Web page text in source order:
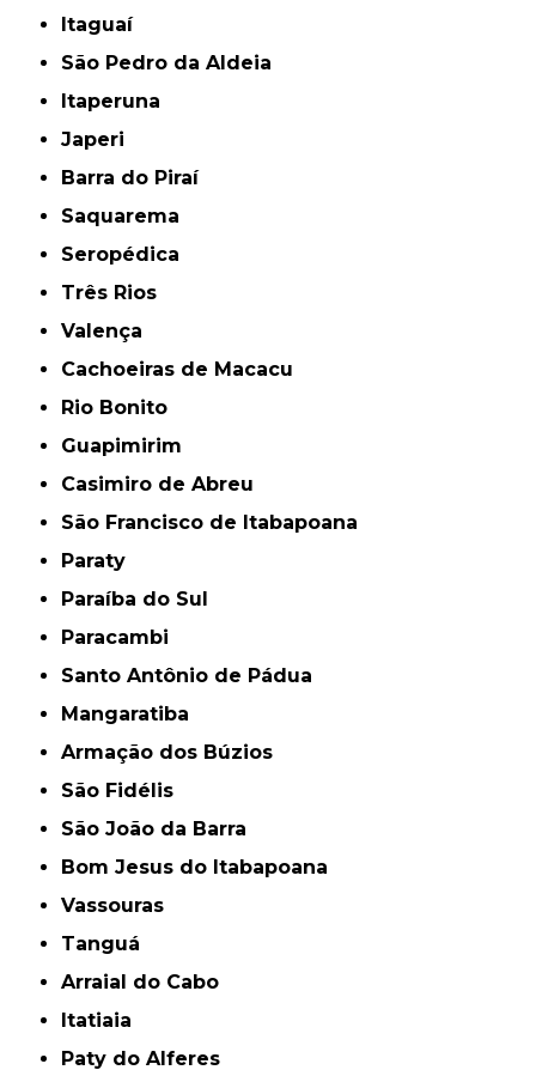
Itaguaí
São Pedro da Aldeia
Itaperuna
Japeri
Barra do Piraí
Saquarema
Seropédica
Três Rios
Valença
Cachoeiras de Macacu
Rio Bonito
Guapimirim
Casimiro de Abreu
São Francisco de Itabapoana
Paraty
Paraíba do Sul
Paracambi
Santo Antônio de Pádua
Mangaratiba
Armação dos Búzios
São Fidélis
São João da Barra
Bom Jesus do Itabapoana
Vassouras
Tanguá
Arraial do Cabo
Itatiaia
Paty do Alferes